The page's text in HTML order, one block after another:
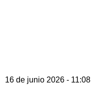
16 de junio 2026 - 11:08